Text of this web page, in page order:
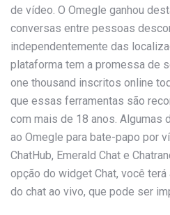
de vídeo. O Omegle ganhou
conversas entre pessoas
independentemente das
plataforma tem a promessa de
one thousand inscritos online
que essas ferramentas são
com mais de 18 anos. Algumas
ao Omegle para bate-papo por
ChatHub, Emerald Chat e
opção do widget Chat, você
do chat ao vivo, que pode ser